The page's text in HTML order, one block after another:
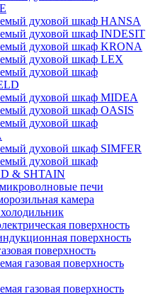
духовой шкаф HANSA
духовой шкаф INDESIT
духовой шкаф KRONA
духовой шкаф LEX
духовой шкаф
духовой шкаф MIDEA
духовой шкаф OASIS
духовой шкаф
духовой шкаф SIMFER
духовой шкаф
& SHTAIN
печи
камера
поверхность
поверхность
поверхность
газовая поверхность
газовая поверхность